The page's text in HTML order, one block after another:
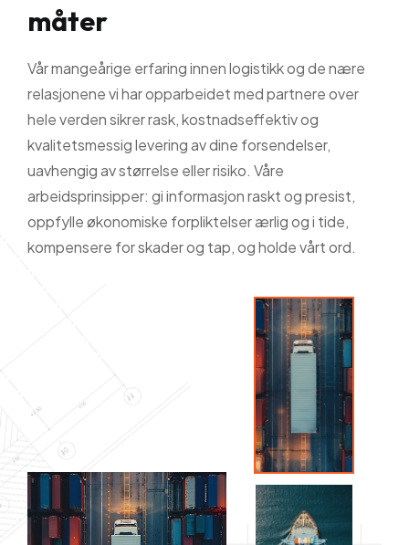
måter
Vår mangeårige erfaring innen logistikk og de nære
relasjonene vi har opparbeidet med partnere over
hele verden sikrer rask, kostnadseffektiv og
kvalitetsmessig levering av dine forsendelser,
uavhengig av størrelse eller risiko. Våre
arbeidsprinsipper: gi informasjon raskt og presist,
oppfylle økonomiske forpliktelser ærlig og i tide,
kompensere for skader og tap, og holde vårt ord.